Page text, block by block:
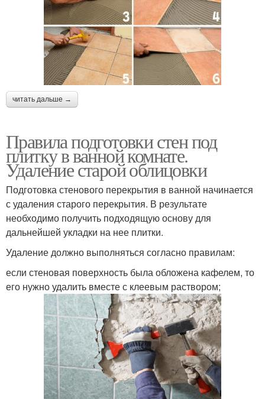
читать дальше →
Правила подготовки стен под
плитку в ванной комнате.
Удаление старой облицовки
Подготовка стенового перекрытия в ванной начинается
с удаления старого перекрытия. В результате
необходимо получить подходящую основу для
дальнейшей укладки на нее плитки.
Удаление должно выполняться согласно правилам:
если стеновая поверхность была обложена кафелем, то
его нужно удалить вместе с клеевым раствором;